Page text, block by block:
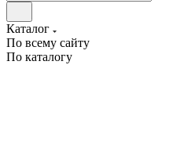
Каталог
По всему сайту
По каталогу